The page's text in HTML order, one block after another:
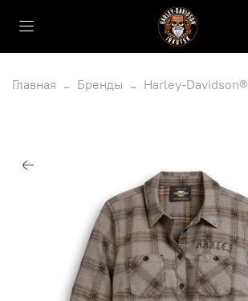
Главная Бренды Harley-Davidson®